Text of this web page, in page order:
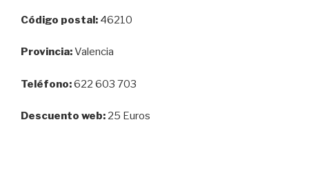
Código postal: 46210
Provincia:Valencia
Teléfono:622 603 703
Descuento web: 25 Euros